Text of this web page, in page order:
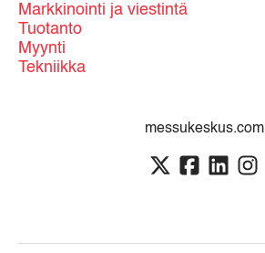
Markkinointi ja viestintä
Tuotanto
Myynti
Tekniikka
messukeskus.com